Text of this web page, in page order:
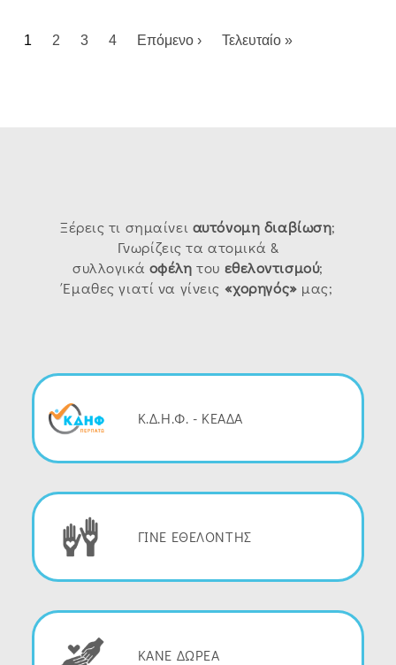
Σελιδοποίηση
1 2 3 4 Επόμενο ›Next page
Τελευταίο »Last page
Ξέρεις τι σημαίνει αυτόνομη διαβίωση;
Γνωρίζεις τα ατομικά &
συλλογικά οφέλη του εθελοντισμού;
Έμαθες γιατί να γίνεις «χορηγός» μας;
Κ.Δ.Η.Φ. - ΚΕΑΔΑ
ΓΙΝΕ ΕΘΕΛΟΝΤΗΣ
ΚΑΝΕ ΔΩΡΕΑ